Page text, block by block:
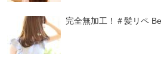
完全無加工！＃髪リペ